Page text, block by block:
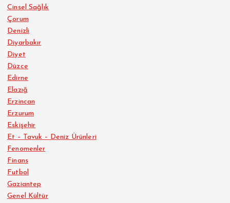
Cinsel Sağlık
Çorum
Denizli
Diyarbakır
Diyet
Düzce
Edirne
Elazığ
Erzincan
Erzurum
Eskişehir
Et – Tavuk – Deniz Ürünleri
Fenomenler
Finans
Futbol
Gaziantep
Genel Kültür